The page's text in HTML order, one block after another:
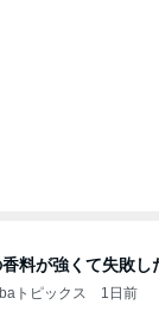
料が強くて失敗し
トピックス 1日前